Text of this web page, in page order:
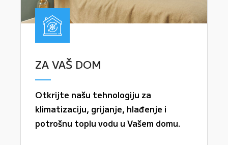
ZA VAŠ DOM
Otkrijte našu tehnologiju za
klimatizaciju, grijanje, hlađenje i
potrošnu toplu vodu u Vašem domu.